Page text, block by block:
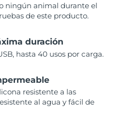
ningún animal durante el
de este producto.
duración
hasta 40 usos por carga.
resistente a las
al agua y fácil de